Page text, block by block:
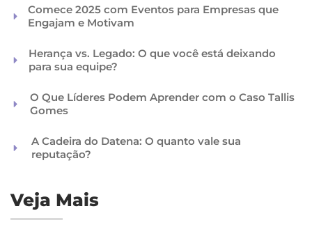
Comece 2025 com Eventos para Empresas que
Engajam e Motivam
Herança vs. Legado: O que você está deixando
para sua equipe?
O Que Líderes Podem Aprender com o Caso Tallis
Gomes
A Cadeira do Datena: O quanto vale sua
reputação?
Veja Mais